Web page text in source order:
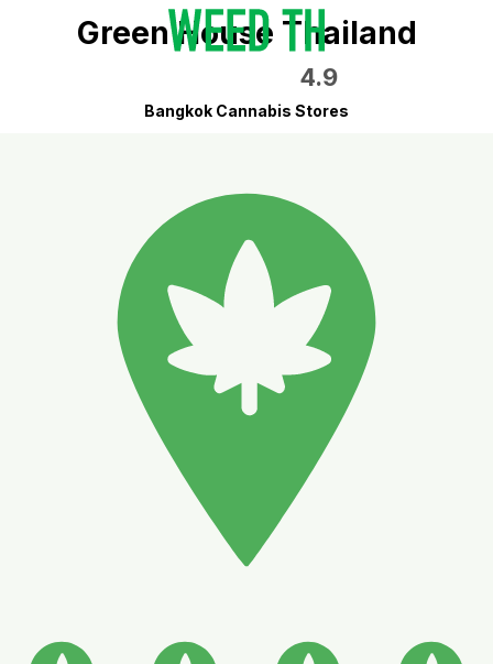
Green House Thailand
4.9
Bangkok Cannabis Stores